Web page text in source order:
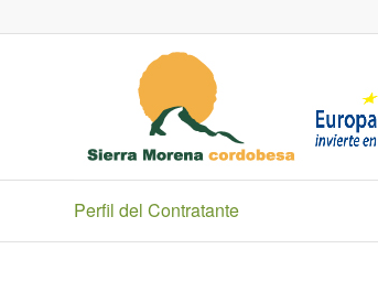
Perfil del Contratante